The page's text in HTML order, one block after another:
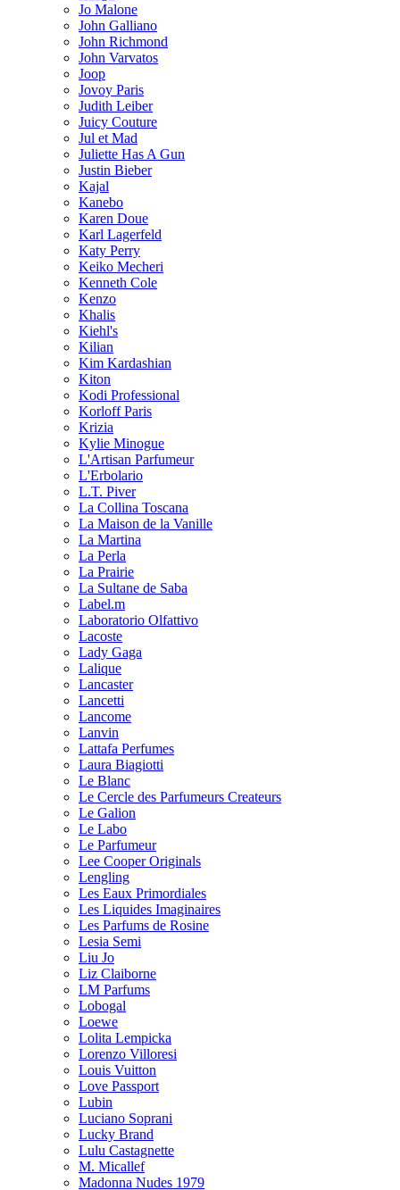
Jo Malone
John Galliano
John Richmond
John Varvatos
Joop
Jovoy Paris
Judith Leiber
Juicy Couture
Jul et Mad
Juliette Has A Gun
Justin Bieber
Kajal
Kanebo
Karen Doue
Karl Lagerfeld
Katy Perry
Keiko Mecheri
Kenneth Cole
Kenzo
Khalis
Kiehl's
Kilian
Kim Kardashian
Kiton
Kodi Professional
Korloff Paris
Krizia
Kylie Minogue
L'Artisan Parfumeur
L'Erbolario
L.T. Piver
La Collina Toscana
La Maison de la Vanille
La Martina
La Perla
La Prairie
La Sultane de Saba
Label.m
Laboratorio Olfattivo
Lacoste
Lady Gaga
Lalique
Lancaster
Lancetti
Lancome
Lanvin
Lattafa Perfumes
Laura Biagiotti
Le Blanc
Le Cercle des Parfumeurs Createurs
Le Galion
Le Labo
Le Parfumeur
Lee Cooper Originals
Lengling
Les Eaux Primordiales
Les Liquides Imaginaires
Les Parfums de Rosine
Lesia Semi
Liu Jo
Liz Claiborne
LM Parfums
Lobogal
Loewe
Lolita Lempicka
Lorenzo Villoresi
Louis Vuitton
Love Passport
Lubin
Luciano Soprani
Lucky Brand
Lulu Castagnette
M. Micallef
Madonna Nudes 1979